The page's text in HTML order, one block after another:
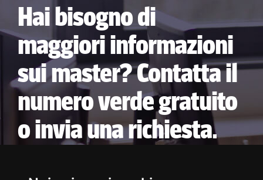
Hai bisogno di
maggiori informazioni
sui master? Contatta il
numero verde gratuito
o invia una richiesta.